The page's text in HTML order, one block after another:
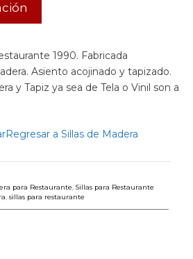
1990. Fabricada
Asiento acojinado y tapizado.
y Tapiz ya sea de Tela o Vinil son a
Regresar a Sillas de Madera
para Restaurante Sillas para Restaurante
sillas para restaurante